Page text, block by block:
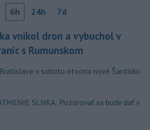
6h 24h 7d
vnikol dron a vybuchol v
s Rumunskom
v sobotu otvoria nové Šantisko
SLNKA: Pozorovať sa bude dať v